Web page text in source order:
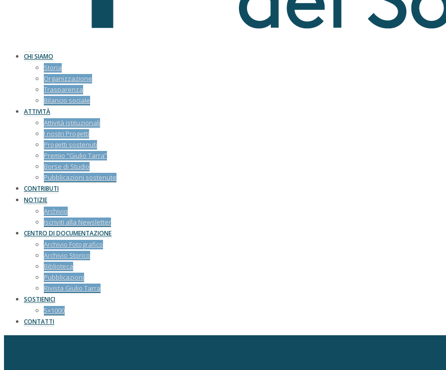
CHI SIAMO
Storia
Organizzazione
Trasparenza
Bilancio sociale
ATTIVITÀ
Attività istituzionali
I nostri Progetti
Progetti sostenuti
Premio “Giulio Tarra”
Borse di Studio
Pubblicazioni sostenute
CONTRIBUTI
NOTIZIE
Archivio
Iscriviti alla Newsletter
CENTRO DI DOCUMENTAZIONE
Archivio Fotografico
Archivio Storico
Biblioteca
Pubblicazioni
Rivista Giulio Tarra
SOSTIENICI
5×1000
CONTATTI